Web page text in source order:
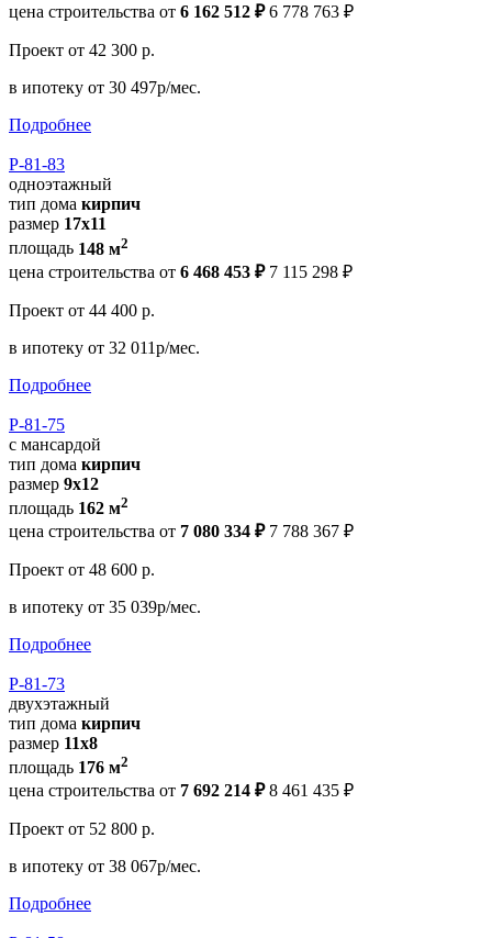
цена строительства от 6 162 512 ₽ 6 778 763 ₽
Проект от 42 300 р.
в ипотеку от 30 497р/мес.
Подробнее
Р-81-83
одноэтажный
тип дома кирпич
размер 17x11
площадь 148 м2
цена строительства от 6 468 453 ₽ 7 115 298 ₽
Проект от 44 400 р.
в ипотеку от 32 011р/мес.
Подробнее
Р-81-75
с мансардой
тип дома кирпич
размер 9x12
площадь 162 м2
цена строительства от 7 080 334 ₽ 7 788 367 ₽
Проект от 48 600 р.
в ипотеку от 35 039р/мес.
Подробнее
Р-81-73
двухэтажный
тип дома кирпич
размер 11x8
площадь 176 м2
цена строительства от 7 692 214 ₽ 8 461 435 ₽
Проект от 52 800 р.
в ипотеку от 38 067р/мес.
Подробнее